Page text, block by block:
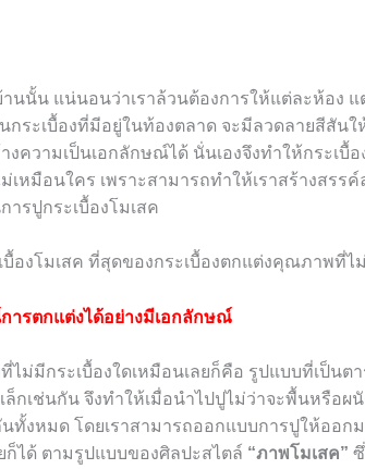
นนั้น แน่นอนว่าเราล้วนต้องการให้แต่ละห้อง
กระเบื้องที่มีอยู่ในท้องตลาด จะมีลวดลายสีสัน
ความเป็นเอกลักษณ์ได้ นั่นเองจึงทำให้กระเบื้
หมือนใคร เพราะสามารถทำให้เราสร้างสรร
รปูกระเบื้องโมเสค
ารตกแต่งได้อย่างมีเอกลักษณ์
ที่ไม่มีกระเบื้องใดเหมือนเลยก็คือ รูปแบบที่เป็นต
กเช่นกัน จึงทำให้เมื่อนำไปปูไม่ว่าจะพื้นหรือผนั
ทั้งหมด โดยเราสามารถออกแบบการปูให้ออก
ก็ได้ ตามรูปแบบของศิลปะสไตล์ “ภาพโมเสค”